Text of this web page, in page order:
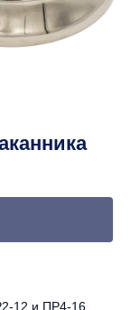
12 и ПР4-16.